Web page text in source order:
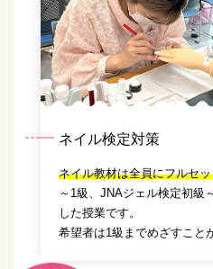
ネイル検定対策
ネイル教材は全員にフルセ
～1級、JNAジェル検定初級
した授業です。
希望者は1級までめざすこと